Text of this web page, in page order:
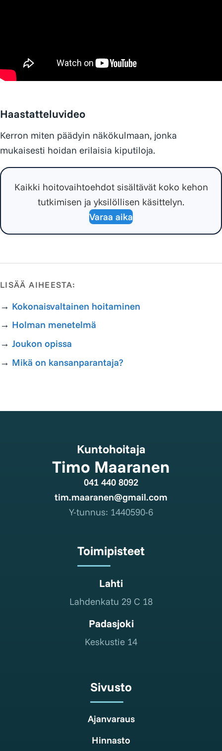
Haastatteluvideo
Kerron miten päädyin näkökulmaan, jonka
mukaisesti hoidan erilaisia kiputiloja.
Kaikki hoitovaihtoehdot sisältävät koko kehon
tutkimisen ja yksilöllisen käsittelyn.
Varaa aika
LISÄÄ AIHEESTA:
→ Kokonaisvaltainen hoitaminen
→ Holman menetelmä
→ Joukon opissa
→ Mikä on kansanparantaja?
Kuntohoitaja
Timo Maaranen
041 440 8092
tim.maaranen@gmail.com
Y-tunnus: 1440590-6
Toimipisteet
Lahti
Lahdenkatu 29 C 18
Padasjoki
Keskustie 14
Sivusto
Ajanvaraus
Hinnasto